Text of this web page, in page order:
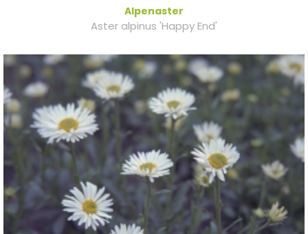
Alpenaster
Aster alpinus 'Happy End'